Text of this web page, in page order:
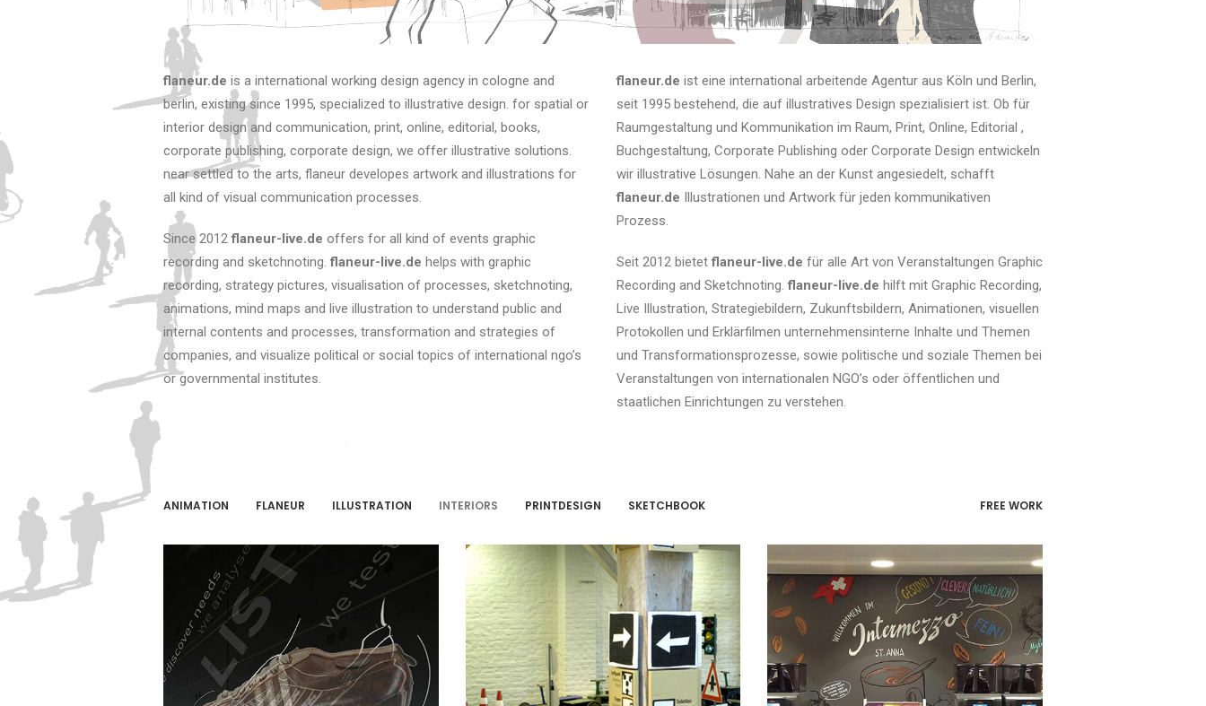
flaneur.de is a international working design agency in cologne and
berlin, existing since 1995, specialized to illustrative design. for spatial or
interior design and communication, print, online, editorial, books,
corporate publishing, corporate design, we offer illustrative solutions.
near settled to the arts, flaneur developes artwork and illustrations for
all kind of visual communication processes.
Since 2012flaneur-live.de offers for all kind of events graphic
recording and sketchnoting.flaneur-live.de helps with graphic
recording, strategy pictures, visualisation of processes, sketchnoting,
animations, mind maps and live illustration to understand public and
internal contents and processes, transformation and strategies of
companies, and visualize political or social topics of international ngo’s
or governmental institutes.
flaneur.de ist eine international arbeitende Agentur aus Köln und Berlin,
seit 1995 bestehend, die auf illustratives Design spezialisiert ist. Ob für
Raumgestaltung und Kommunikation im Raum, Print, Online, Editorial ,
Buchgestaltung, Corporate Publishing oder Corporate Design entwickeln
wir illustrative Lösungen. Nahe an der Kunst angesiedelt, schafft
flaneur.de Illustrationen und Artwork für jeden kommunikativen
Prozess.
Seit 2012 bietetflaneur-live.de für alle Art von Veranstaltungen Graphic
Recording and Sketchnoting.flaneur-live.de hilft mit Graphic Recording,
Live Illustration, Strategiebildern, Zukunftsbildern, Animationen, visuellen
Protokollen und Erklärfilmen unternehmensinterne Inhalte und Themen
und Transformationsprozesse, sowie politische und soziale Themen bei
Veranstaltungen von internationalen NGO’s oder öffentlichen und
staatlichen Einrichtungen zu verstehen.
ANIMATION FLANEUR ILLUSTRATION INTERIORS PRINTDESIGN SKETCHBOOK FREE WORK
Adidas Museum, Herzogenaurach Atlantis Museum for Children